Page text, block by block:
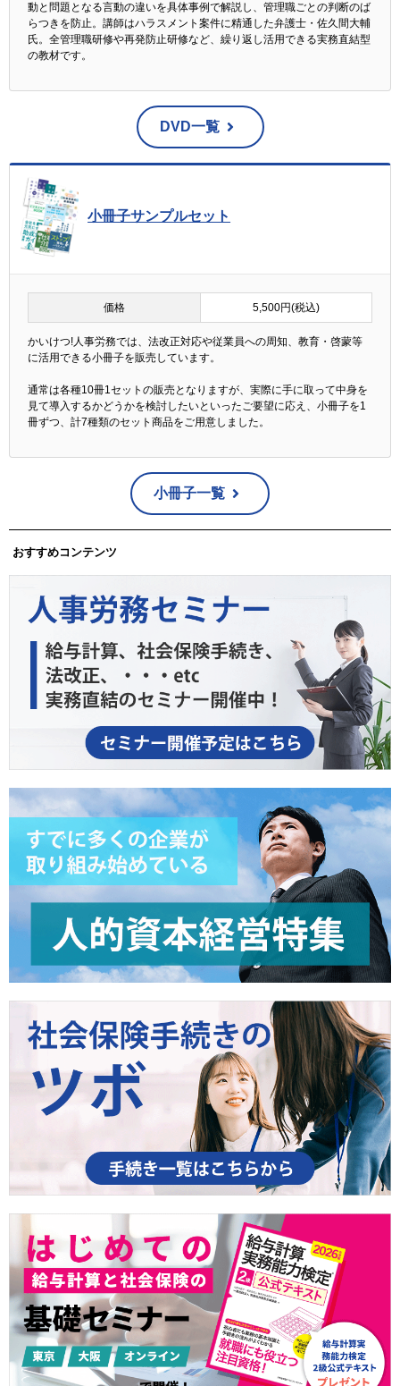
動と問題となる言動の違いを具体事例で解説し、管理職ごとの判断のば
らつきを防止。講師はハラスメント案件に精通した弁護士・佐久間大輔
氏。全管理職研修や再発防止研修など、繰り返し活用できる実務直結型
の教材です。
DVD一覧
小冊子サンプルセット
価格 5,500円(税込)
かいけつ!人事労務では、法改正対応や従業員への周知、教育・啓蒙等
に活用できる小冊子を販売しています。
通常は各種10冊1セットの販売となりますが、実際に手に取って中身を
見て導入するかどうかを検討したいといったご要望に応え、小冊子を1
冊ずつ、計7種類のセット商品をご用意しました。
小冊子一覧
おすすめコンテンツ